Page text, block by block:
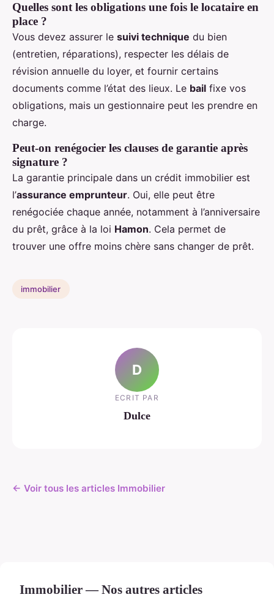
Quelles sont les obligations une fois le locataire en
place ?
Vous devez assurer le suivi technique du bien
(entretien, réparations), respecter les délais de
révision annuelle du loyer, et fournir certains
documents comme l’état des lieux. Le bail fixe vos
obligations, mais un gestionnaire peut les prendre en
charge.
Peut-on renégocier les clauses de garantie après
signature ?
La garantie principale dans un crédit immobilier est
l’assurance emprunteur. Oui, elle peut être
renégociée chaque année, notamment à l’anniversaire
du prêt, grâce à la loi Hamon. Cela permet de
trouver une offre moins chère sans changer de prêt.
immobilier
D
ECRIT PAR
Dulce
← Voir tous les articles Immobilier
Immobilier — Nos autres articles